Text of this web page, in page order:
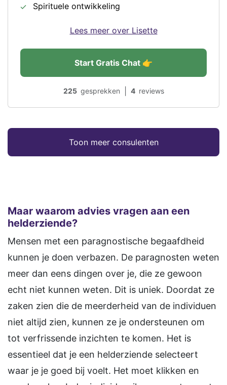
Spirituele ontwikkeling
4 reviews
225 gesprekken
Start Gratis Chat 👉
Lees meer over Lisette
Toon meer consulenten
Maar waarom advies vragen aan een
helderziende?
Mensen met een paragnostische begaafdheid
kunnen je doen verbazen. De paragnosten weten
meer dan eens dingen over je, die ze gewoon
echt niet kunnen weten. Dit is uniek. Doordat ze
zaken zien die de meerderheid van de individuen
niet altijd zien, kunnen ze je ondersteunen om
tot verfrissende inzichten te komen. Het is
essentieel dat je een helderziende selecteert
waar je je goed bij voelt. Het moet klikken en